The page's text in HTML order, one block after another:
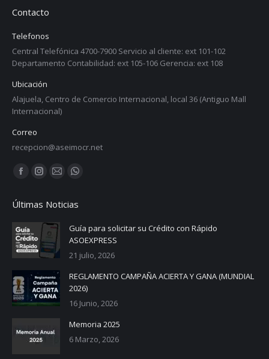
Contacto
Telefonos
Central Telefónica 4700-7900 Servicio al cliente: ext 101-102
Departamento Contabilidad: ext 105-106 Gerencia: ext 108
Ubicación
Alajuela, Centro de Comercio Internacional, local 36 (Antiguo Mall
Internacional)
Correo
recepcion@aseimocr.net
Find us on:
Facebook
opens
in
new
window
Instagram
opens
in
new
window
Mail
opens
in
new
window
Whatsapp
opens
in
new
window
Últimas Noticias
Guía para solicitar su Crédito con Rápido
ASOEXPRESS
21 julio, 2026
REGLAMENTO CAMPAÑA ACIERTA Y GANA (MUNDIAL
2026)
16 Junio, 2026
Memoria 2025
6 Marzo, 2026